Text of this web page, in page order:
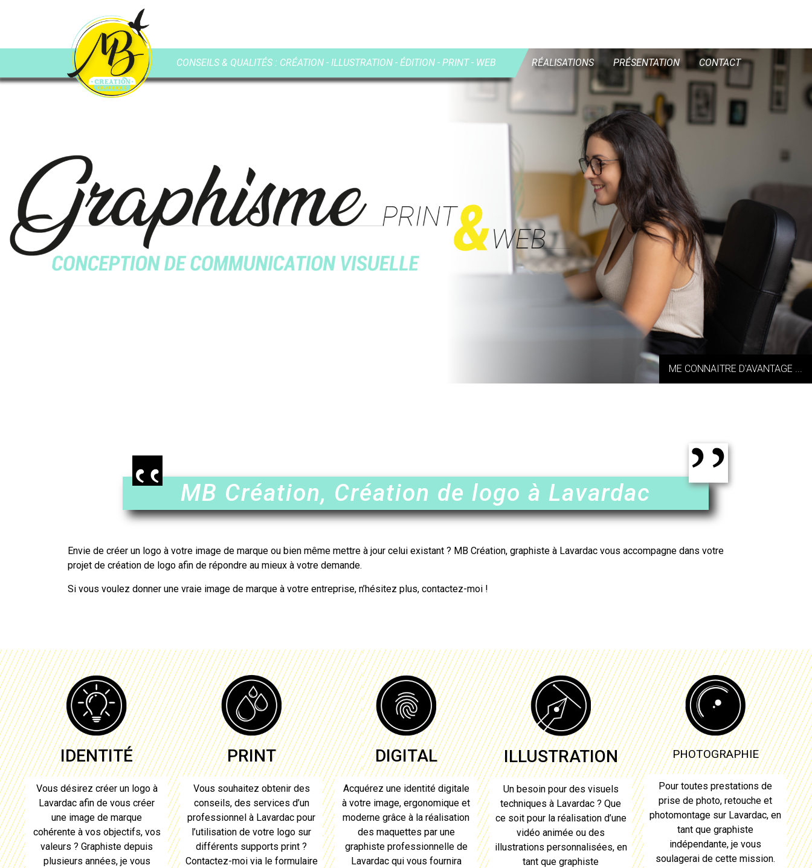
CONSEILS & QUALITÉS : CRÉATION - ILLUSTRATION - ÉDITION - PRINT - WEB RÉALISATIONS PRÉSENTATION CONTACT
ME CONNAITRE D'AVANTAGE ...
MB Création, Création de logo à Lavardac
Envie de créer un logo à votre image de marque ou bien même mettre à jour celui existant ? MB Création, graphiste à Lavardac vous accompagne dans votre
projet de création de logo afin de répondre au mieux à votre demande.
Si vous voulez donner une vraie image de marque à votre entreprise, n’hésitez plus, contactez-moi !
IDENTITÉ
Vous désirez créer un logo à
Lavardac afin de vous créer
une image de marque
cohérente à vos objectifs, vos
valeurs ? Graphiste depuis
plusieurs années, je vous
PRINT
Vous souhaitez obtenir des
conseils, des services d’un
professionnel à Lavardac pour
l’utilisation de votre logo sur
différents supports print ?
Contactez-moi via le formulaire
DIGITAL
Acquérez une identité digitale
à votre image, ergonomique et
moderne grâce à la réalisation
des maquettes par une
graphiste professionnelle de
Lavardacqui vous fournira
ILLUSTRATION
Un besoin pour des visuels
techniques à Lavardac ? Que
ce soit pour la réalisation d’une
vidéo animée ou des
illustrations personnalisées, en
tant que graphiste
PHOTOGRAPHIE
Pour toutes prestations de
prise de photo, retouche et
photomontage sur Lavardac, en
tant que graphiste
indépendante, je vous
soulagerai de cette mission.